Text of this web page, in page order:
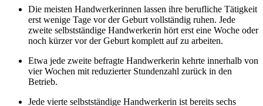
Die meisten Handwerkerinnen lassen ihre berufliche Tätigkeit
erst wenige Tage vor der Geburt vollständig ruhen. Jede
zweite selbstständige Handwerkerin hört erst eine Woche oder
noch kürzer vor der Geburt komplett auf zu arbeiten.
Etwa jede zweite befragte Handwerkerin kehrte innerhalb von
vier Wochen mit reduzierter Stundenzahl zurück in den
Betrieb.
Jede vierte selbstständige Handwerkerin ist bereits sechs